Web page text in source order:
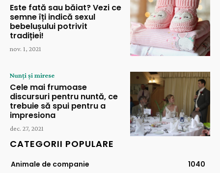
Este fată sau băiat? Vezi ce
semne îți indică sexul
bebelușului potrivit
tradiției!
nov. 1, 2021
Nunți și mirese
Cele mai frumoase
discursuri pentru nuntă, ce
trebuie să spui pentru a
impresiona
dec. 27, 2021
CATEGORII POPULARE
Animale de companie 1040